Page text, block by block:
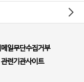
일무단수집거부
관련기관사이트